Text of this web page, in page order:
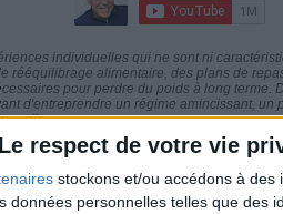
Le respect de votre vie
stockons et/ou accédons à
données personnelles telles que des
individuelles qui ne sont ni
rééquilibrage alimentaire, des plans de
pour perdre du poids à long terme.
d'entreprendre un régime amincissant, un